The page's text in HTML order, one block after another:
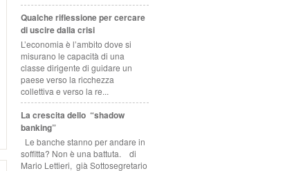
Qualche riflessione per cercare
di uscire dalla crisi
L’economia è l’ambito dove si
misurano le capacità di una
classe dirigente di guidare un
paese verso la ricchezza
collettiva e verso la re...
La crescita dello “shadow
banking”
Le banche stanno per andare in
soffitta? Non è una battuta. di
Mario Lettieri, già Sottosegretario